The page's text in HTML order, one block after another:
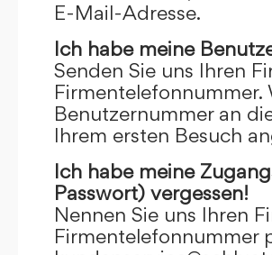
E-Mail-Adresse.
Ich habe meine
Senden Sie uns Ihren
Firmentelefonnummer.
Benutzernummer an
Ihrem ersten Besuch
Ich habe meine
Passwort) vergessen!
Nennen Sie uns Ihren
Firmentelefonnummer